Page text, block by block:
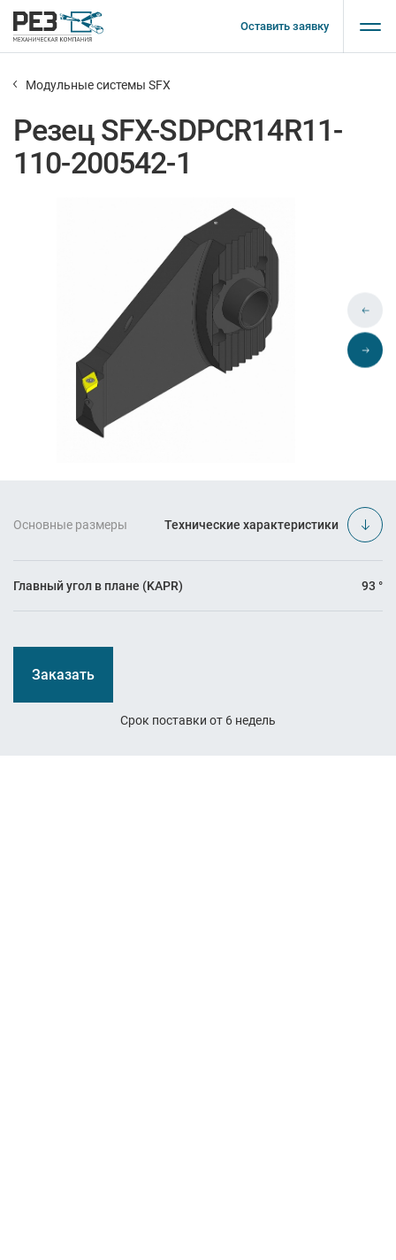
Оставить заявку
Основные размеры Технические характеристики
Главный угол в плане (KAPR) 93 °
Заказать
Срок поставки от 6 недель
Модульные системы SFX
Резец SFX-SDPCR14R11-
110-200542-1